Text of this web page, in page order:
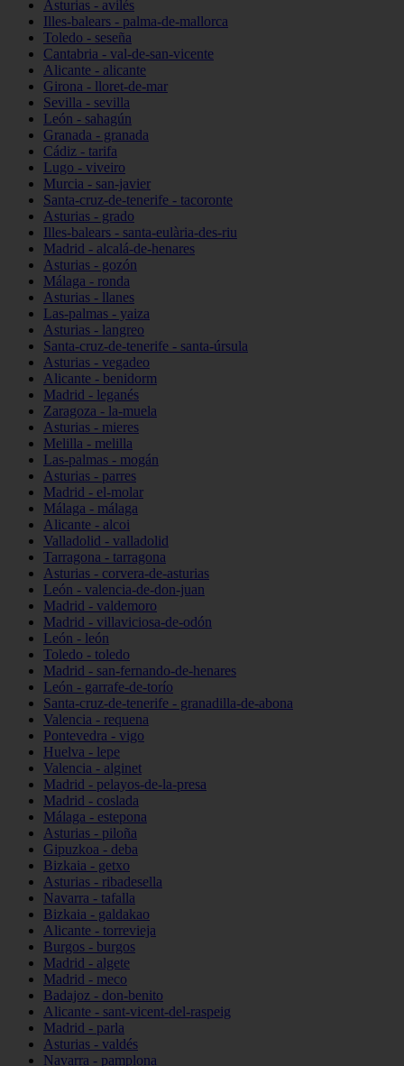
Asturias - avilés
Illes-balears - palma-de-mallorca
Toledo - seseña
Cantabria - val-de-san-vicente
Alicante - alicante
Girona - lloret-de-mar
Sevilla - sevilla
León - sahagún
Granada - granada
Cádiz - tarifa
Lugo - viveiro
Murcia - san-javier
Santa-cruz-de-tenerife - tacoronte
Asturias - grado
Illes-balears - santa-eulària-des-riu
Madrid - alcalá-de-henares
Asturias - gozón
Málaga - ronda
Asturias - llanes
Las-palmas - yaiza
Asturias - langreo
Santa-cruz-de-tenerife - santa-úrsula
Asturias - vegadeo
Alicante - benidorm
Madrid - leganés
Zaragoza - la-muela
Asturias - mieres
Melilla - melilla
Las-palmas - mogán
Asturias - parres
Madrid - el-molar
Málaga - málaga
Alicante - alcoi
Valladolid - valladolid
Tarragona - tarragona
Asturias - corvera-de-asturias
León - valencia-de-don-juan
Madrid - valdemoro
Madrid - villaviciosa-de-odón
León - león
Toledo - toledo
Madrid - san-fernando-de-henares
León - garrafe-de-torío
Santa-cruz-de-tenerife - granadilla-de-abona
Valencia - requena
Pontevedra - vigo
Huelva - lepe
Valencia - alginet
Madrid - pelayos-de-la-presa
Madrid - coslada
Málaga - estepona
Asturias - piloña
Gipuzkoa - deba
Bizkaia - getxo
Asturias - ribadesella
Navarra - tafalla
Bizkaia - galdakao
Alicante - torrevieja
Burgos - burgos
Madrid - algete
Madrid - meco
Badajoz - don-benito
Alicante - sant-vicent-del-raspeig
Madrid - parla
Asturias - valdés
Navarra - pamplona